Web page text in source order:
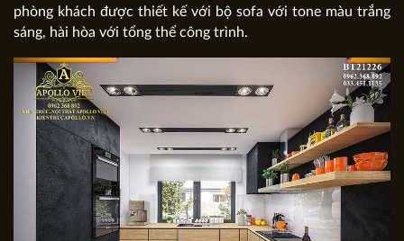
phòng khách được thiết kế với bộ sofa với tone màu trắng
sáng, hài hòa với tổng thể công trình.